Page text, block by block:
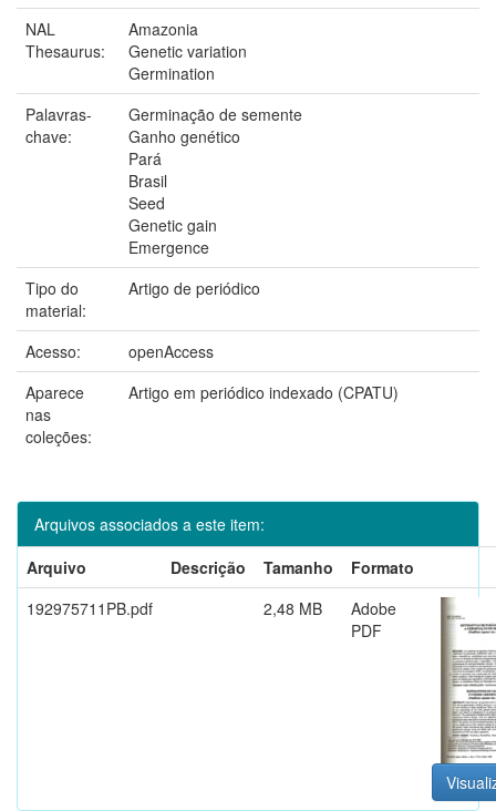
NAL
Thesaurus:
Amazonia
Genetic variation
Germination
Palavras-
chave:
Germinação de semente
Ganho genético
Pará
Brasil
Seed
Genetic gain
Emergence
Tipo do
material:
Artigo de periódico
Acesso:
openAccess
Aparece
nas
coleções:
Artigo em periódico indexado (CPATU)
Arquivos associados a este item:
Arquivo
Descrição Tamanho
Formato
192975711PB.pdf
2,48 MB
Adobe
PDF